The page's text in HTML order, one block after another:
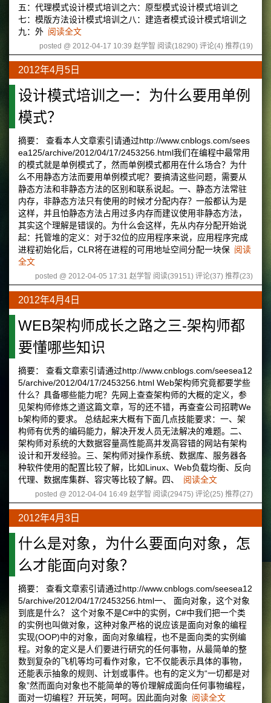
五：代理模式设计模式培训之六：原型模式设计模式培训之
七：模版方法设计模式培训之八：建造者模式设计模式培训之
九：外 阅读全文
posted @ 2012-04-17 10:39 赵学智 阅读(18290) 评论(4) 推荐(19)
2012年4月5日
设计模式培训之一：为什么要用单例
模式？
摘要： 查看本人文章索引请通过http://www.cnblogs.com/sees
ea125/archive/2012/04/17/2453256.html我们在编程中最常用
的模式就是单例模式了，然而单例模式都用在什么场合？为什
么不用静态方法而要用单例模式呢？要搞清这些问题，需要从
静态方法和非静态方法的区别和联系说起。一、静态方法常驻
内存，非静态方法只有使用的时候才分配内存？一般都认为是
这样，并且怕静态方法占用过多内存而建议使用非静态方法，
其实这个理解是错误的。为什么会这样，先从内存分配开始说
起：托管堆的定义：对于32位的应用程序来说，应用程序完成
进程初始化后，CLR将在进程的可用地址空间分配一块保 阅读
全文
posted @ 2012-04-05 17:31 赵学智 阅读(39151) 评论(37) 推荐(23)
2012年4月4日
WEB架构师成长之路之三-架构师都
要懂哪些知识
摘要： 查看文章索引请通过http://www.cnblogs.com/seesea12
5/archive/2012/04/17/2453256.html Web架构师究竟都要学些
什么？具备哪些能力呢？先网上查查架构师的大概的定义，参
见架构师修炼之道这篇文章，写的还不错，再查查公司招聘We
b架构师的要求。 总结起来大概有下面几点技能要求：一、架
构师有优秀的编码能力，解决开发人员无法解决的难题。二、
架构师对系统的大数据容量高性能高并发高容错的网站有架构
设计和开发经验。三、架构师对操作系统、数据库、服务器各
种软件使用的配置比较了解，比如Linux、Web负载均衡、反向
代理、数据库集群、容灾等比较了解。四、
阅读全文
posted @ 2012-04-04 16:49 赵学智 阅读(29475) 评论(25) 推荐(27)
2012年4月3日
什么是对象，为什么要面向对象，怎
么才能面向对象？
摘要： 查看文章索引请通过http://www.cnblogs.com/seesea12
5/archive/2012/04/17/2453256.html一、 面向对象，这个对象
到底是什么？ 这个对象不是C#中的实例，C#中我们把一个类
的实例也叫做对象，这种对象严格的说应该是面向对象的编程
实现(OOP)中的对象，面向对象编程，也不是面向类的实例编
程。对象的定义是人们要进行研究的任何事物，从最简单的整
数到复杂的飞机等均可看作对象，它不仅能表示具体的事物，
还能表示抽象的规则、计划或事件。也有的定义为“一切都是对
象”然而面向对象也不能简单的等价理解成面向任何事物编程，
面对一切编程？开玩笑，呵呵。因此面向对象
阅读全文